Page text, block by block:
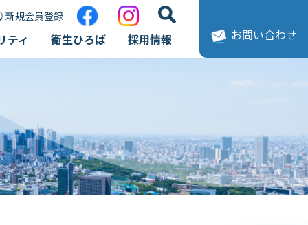
新規会員登録
ティ 衛生ひろば 採用情報 お問い合わせ